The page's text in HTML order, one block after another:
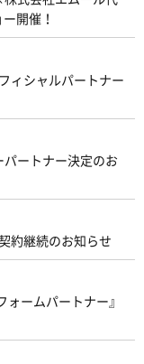
開催！
ィシャルパートナー
ートナー決定のお
約継続のお知らせ
ームパートナー』